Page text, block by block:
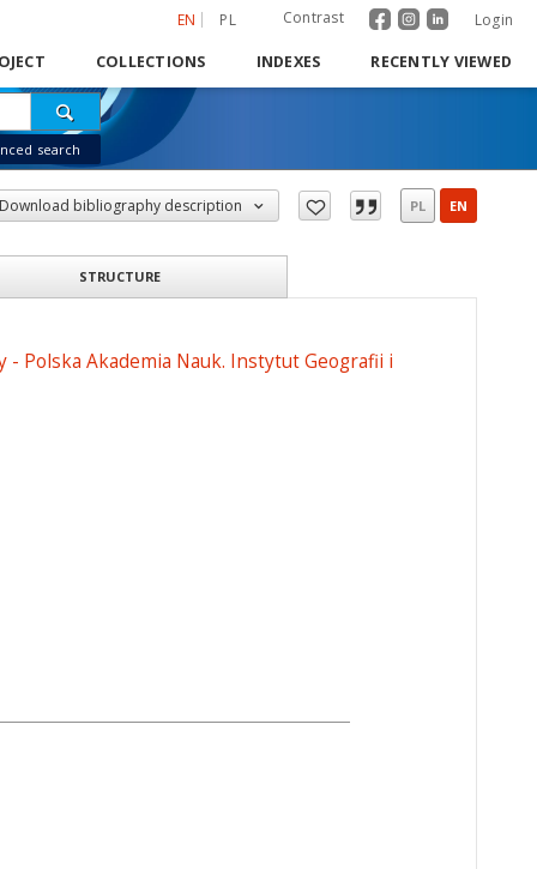
EN PL Contrast Login
COLLECTIONS INDEXES RECENTLY VIEWED
search
Download bibliography description PL EN
STRUCTURE
Polska Akademia Nauk. Instytut Geografii i